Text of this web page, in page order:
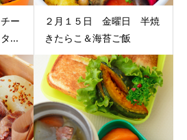
ー
...
２月１５日 金曜日 半焼
きたらこ＆海苔ご飯